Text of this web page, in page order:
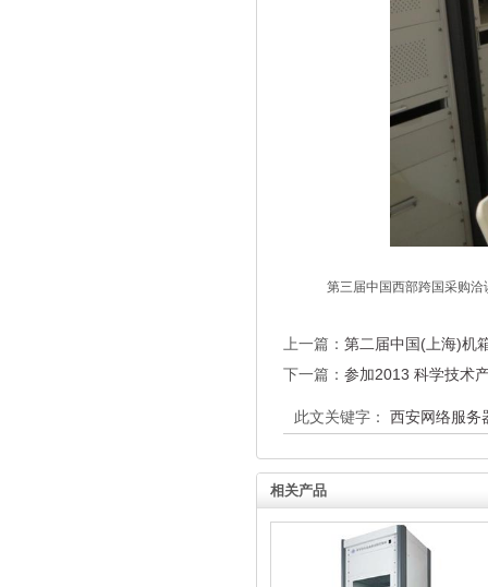
第三届中国西部跨国采购洽
上一篇： 第二届中国(上海)机
下一篇： 参加2013 科学技术
此文关键字： 西安网络服务
相关产品